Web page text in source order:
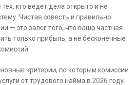
кто ведет дела открыто и не
Чистая совесть и правильно
— это залог того, что ваша частная
только прибыль, а не бесконечные
критерии, по которым комиссии
от трудового найма в 2026 году.